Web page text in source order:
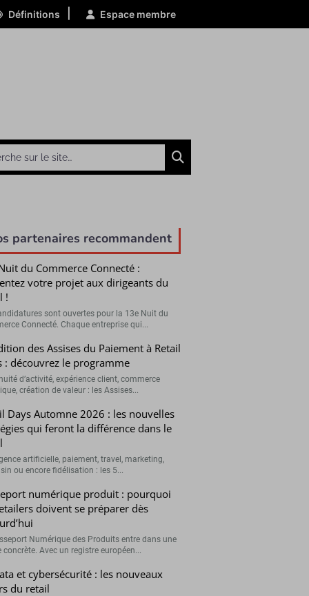
Définitions Espace membre
partenaires recommandent
du Commerce Connecté :
votre projet aux dirigeants du
!
sont ouvertes pour la 13e Nuit du
Connecté. Chaque entreprise qui...
des Assises du Paiement à Retail
: découvrez le programme
d’activité, expérience client, commerce
création de valeur : les Assises...
Days Automne 2026 : les nouvelles
qui feront la différence dans le
artificielle, paiement, travel, marketing,
ou encore fidélisation : les 5...
numérique produit : pourquoi
doivent se préparer dès
Numérique des Produits entre dans une
concrète. Avec un registre européen...
et cybersécurité : les nouveaux
du retail